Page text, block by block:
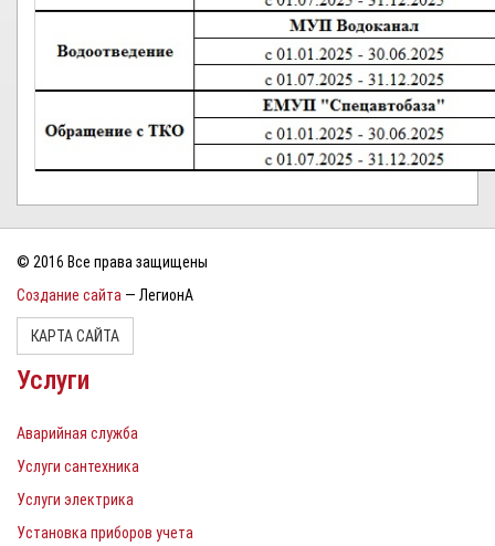
© 2016 Все права защищены
Создание сайта — ЛегионА
КАРТА САЙТА
Услуги
Аварийная служба
Услуги сантехника
Услуги электрика
Установка приборов учета